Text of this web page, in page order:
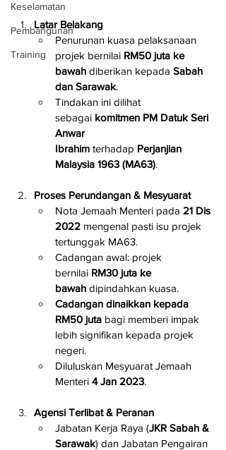
Keselamatan
Pembangunan
Training
Latar Belakang
Penurunan kuasa pelaksanaan
projek bernilai RM50 juta ke
bawah diberikan kepada Sabah
dan Sarawak.
Tindakan ini dilihat
sebagai komitmen PM Datuk Seri
Anwar
Ibrahim terhadap Perjanjian
Malaysia 1963 (MA63).
Proses Perundangan & Mesyuarat
Nota Jemaah Menteri pada 21 Dis
2022 mengenal pasti isu projek
tertunggak MA63.
Cadangan awal: projek
bernilai RM30 juta ke
bawah dipindahkan kuasa.
Cadangan dinaikkan kepada
RM50 juta bagi memberi impak
lebih signifikan kepada projek
negeri.
Diluluskan Mesyuarat Jemaah
Menteri 4 Jan 2023.
Agensi Terlibat & Peranan
Jabatan Kerja Raya (JKR Sabah &
Sarawak) dan Jabatan Pengairan